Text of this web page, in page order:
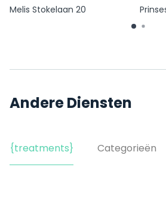
Melis Stokelaan 20
Andere Diensten
{treatments} Categorieën